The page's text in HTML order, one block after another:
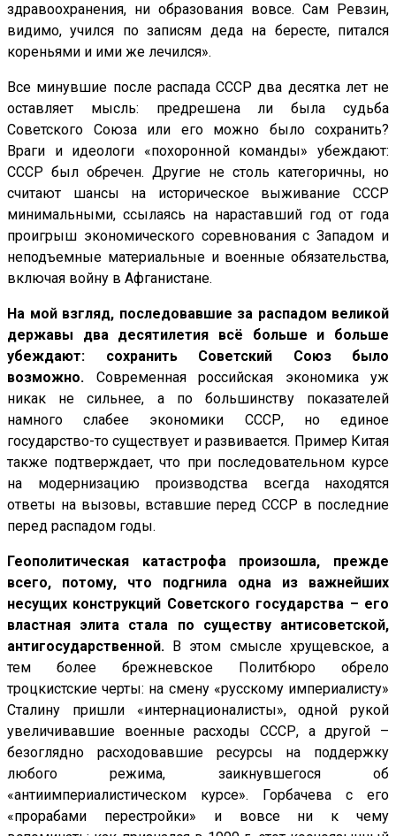
здравоохранения, ни образования вовсе. Сам Ревзин,
видимо, учился по записям деда на бересте, питался
кореньями и ими же лечился».
Все минувшие после распада СССР два десятка лет не
оставляет мысль: предрешена ли была судьба
Советского Союза или его можно было сохранить?
Враги и идеологи «похоронной команды» убеждают:
СССР был обречен. Другие не столь категоричны, но
считают шансы на историческое выживание СССР
минимальными, ссылаясь на нараставший год от года
проигрыш экономического соревнования с Западом и
неподъемные материальные и военные обязательства,
включая войну в Афганистане.
На мой взгляд, последовавшие за распадом великой
державы два десятилетия всё больше и больше
убеждают: сохранить Советский Союз было
возможно. Современная российская экономика уж
никак не сильнее, а по большинству показателей
намного слабее экономики СССР, но единое
государство-то существует и развивается. Пример Китая
также подтверждает, что при последовательном курсе
на модернизацию производства всегда находятся
ответы на вызовы, вставшие перед СССР в последние
перед распадом годы.
Геополитическая катастрофа произошла, прежде
всего, потому, что подгнила одна из важнейших
несущих конструкций Советского государства – его
властная элита стала по существу антисоветской,
антигосударственной. В этом смысле хрущевское, а
тем более брежневское Политбюро обрело
троцкистские черты: на смену «русскому империалисту»
Сталину пришли «интернационалисты», одной рукой
увеличивавшие военные расходы СССР, а другой –
безоглядно расходовавшие ресурсы на поддержку
любого режима, заикнувшегося об
«антиимпериалистическом курсе». Горбачева с его
«прорабами перестройки» и вовсе ни к чему